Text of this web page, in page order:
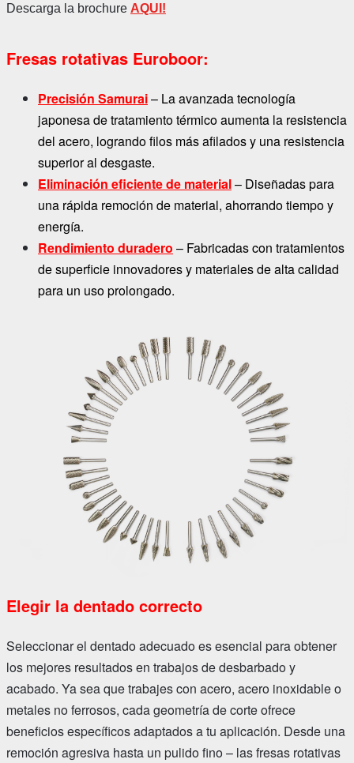
Descarga la brochure AQUI!
Fresas rotativas Euroboor:
Precisión Samurai– La avanzada tecnología
japonesa de tratamiento térmico aumenta la resistencia
del acero, logrando filos más afilados y una resistencia
superior al desgaste.
Eliminación eficiente de material– Diseñadas para
una rápida remoción de material, ahorrando tiempo y
energía.
Rendimiento duradero – Fabricadas con tratamientos
de superficie innovadores y materiales de alta calidad
para un uso prolongado.
Elegir la dentado correcto
Seleccionar el dentado adecuado es esencial para obtener
los mejores resultados en trabajos de desbarbado y
acabado. Ya sea que trabajes con acero, acero inoxidable o
metales no ferrosos, cada geometría de corte ofrece
beneficios específicos adaptados a tu aplicación. Desde una
remoción agresiva hasta un pulido fino – las fresas rotativas